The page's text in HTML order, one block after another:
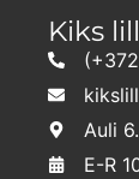
Kiks
Auli
E-R